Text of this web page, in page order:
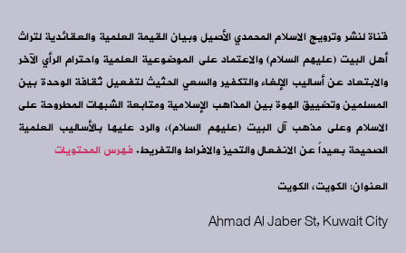
قناة لنشر وترويج الاسلام المحمدي الأصيل وبيان القيمة العلمية والعقائدية لتراث
أهل البيت (عليهم السلام) والاعتماد على الموضوعية العلمية واحترام الرأي الآخر
والابتعاد عن أساليب الإلغاء والتكفير والسعي الحثيث لتفعيل ثقافة الوحدة بين
المسلمين وتضييق الهوة بين المذاهب الإسلامية ومتابعة الشبهات المطروحة على
الاسلام وعلى مذهب آل البيت (عليهم السلام)، والرد عليها بالأساليب العلمية
الصحيحة بعيداً عن الانفعال والتحيز والافراط والتفريط.فهرس المحتويات
العنوان: الكويت، الكويت
Ahmad Al Jaber St, Kuwait City